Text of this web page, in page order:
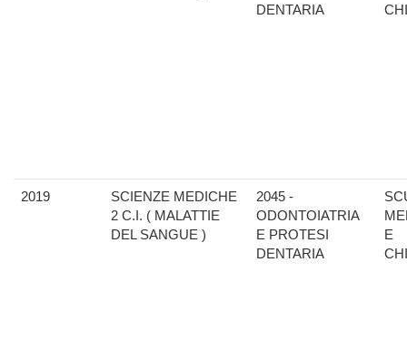
DENTARIA
2019
SCIENZE MEDICHE
2 C.I. ( MALATTIE
DEL SANGUE )
2045 -
ODONTOIATRIA
E PROTESI
DENTARIA
E